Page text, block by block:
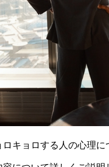
ロキョロする人の心理